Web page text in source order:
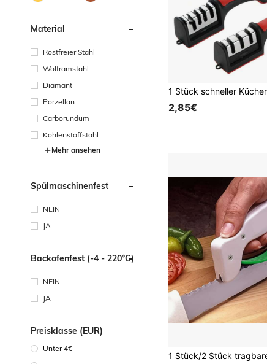
Material
Rostfreier Stahl
Wolframstahl
Diamant
Porzellan
Carborundum
Kohlenstoffstahl
Mehr ansehen
Spülmaschinenfest
NEIN
JA
Backofenfest (-4 - 220°C)
NEIN
JA
Preisklasse (EUR)
Unter 4€
2,85€